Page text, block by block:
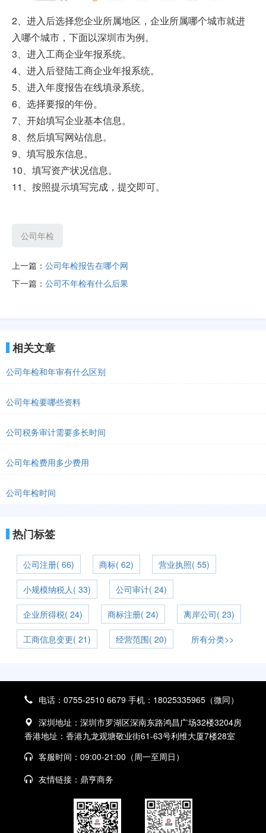
2、进入后选择您企业所属地区，企业所属哪个城市就进
入哪个城市，下面以深圳市为例。
3、进入工商企业年报系统。
4、进入后登陆工商企业年报系统。
5、进入年度报告在线填录系统。
6、选择要报的年份。
7、开始填写企业基本信息。
8、然后填写网站信息。
9、填写股东信息。
10、填写资产状况信息。
11、按照提示填写完成，提交即可。
公司年检
上一篇： 公司年检报告在哪个网
下一篇： 公司不年检有什么后果
相关文章
公司年检和年审有什么区别
公司年检要哪些资料
公司税务审计需要多长时间
公司年检费用多少费用
公司年检时间
热门标签
公司注册( 66) 商标( 62) 营业执照( 55)
小规模纳税人( 33) 公司审计( 24)
企业所得税( 24) 商标注册( 24) 离岸公司( 23)
工商信息变更( 21) 经营范围( 20) 所有分类>>
电话：0755-2510 6679 手机：18025335965（微同）
深圳地址：深圳市罗湖区深南东路鸿昌广场32楼3204房
香港地址：香港九龙观塘敬业街61-63号利维大厦7楼28室
客服时间：09:00-21:00（周一至周日）
友情链接： 鼎亨商务